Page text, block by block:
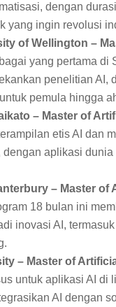
dengan
yang ingin revolusi
of Wellington –
yang pertama di
penelitian AI,
pemula hingga
– Master of
etis AI dan
dengan aplikasi
– Master of
18 bulan ini
inovasi AI,
– Master of
untuk aplikasi AI di
AI dengan